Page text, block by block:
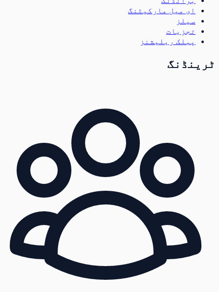
ای میل مارکیٹنگ
سیلز
تجزیات
پبلک ریلیشنز
ٹرینڈنگ